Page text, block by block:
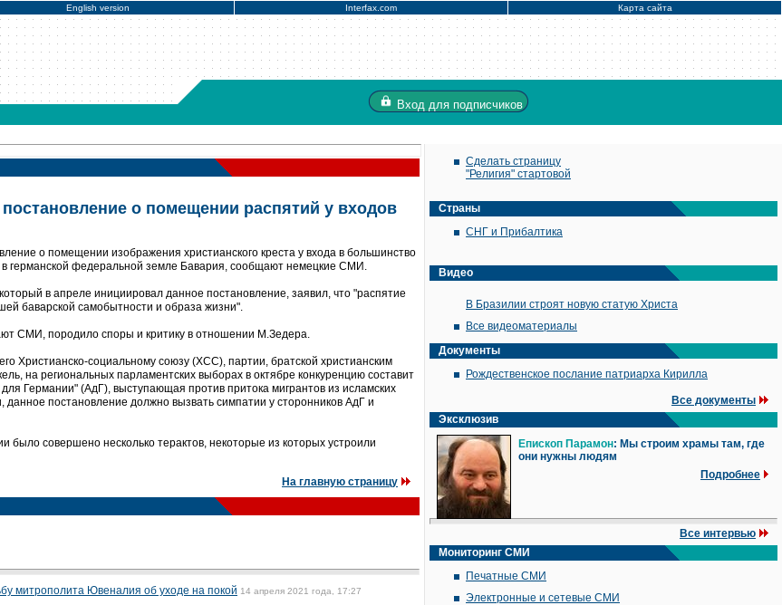
English version Interfax.com Карта сайта
Вход для подписчиков
о помещении распятий у входов
о помещении изображения христианского креста у входа в большинство
германской федеральной земле Бавария, сообщают немецкие СМИ.
в апреле инициировал данное постановление, заявил, что "распятие
баварской самобытности и образа жизни".
СМИ, породило споры и критику в отношении М.Зедера.
Христианско-социальному союзу (ХСС), партии, братской христианским
на региональных парламентских выборах в октябре конкуренцию составит
Германии" (АдГ), выступающая против притока мигрантов из исламских
данное постановление должно вызвать симпатии у сторонников АдГ и
было совершено несколько терактов, некоторые из которых устроили
На главную страницу
митрополита Ювеналия об уходе на покой 14 апреля 2021 года, 17:27
Сделать страницу
"Религия" стартовой
Страны
СНГ и Прибалтика
Видео
В Бразилии строят новую статую Христа
Все видеоматериалы
Документы
Рождественское послание патриарха Кирилла
Все документы
Эксклюзив
Епископ Парамон: Мы строим храмы там, где
они нужны людям
Подробнее
Все интервью
Мониторинг СМИ
Печатные СМИ
Электронные и сетевые СМИ